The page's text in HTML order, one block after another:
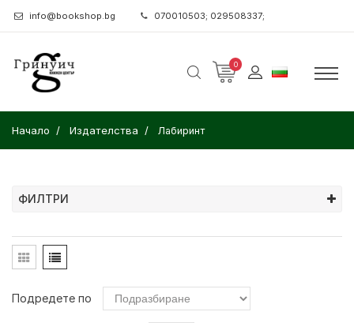
info@bookshop.bg 070010503; 029508337;
0
Начало Издателства Лабиринт
ФИЛТРИ
Подредете по